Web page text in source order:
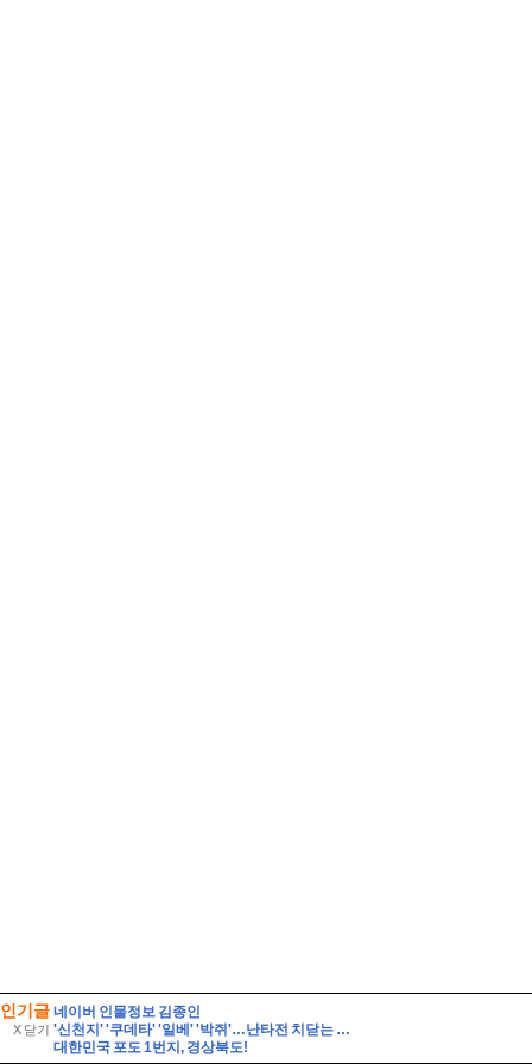
인기글
X 닫기
네이버 인물정보 김종인
'신천지' '쿠데타' '일베' '박쥐'…난타전 치닫는 민주당 전당대회
대한민국 포도 1번지, 경상북도!